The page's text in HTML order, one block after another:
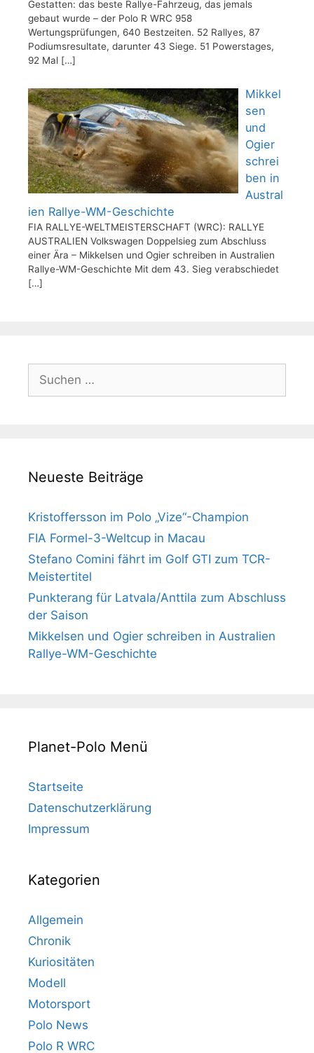
Gestatten: das beste Rallye-Fahrzeug, das jemals
gebaut wurde – der Polo R WRC 958
Wertungsprüfungen, 640 Bestzeiten. 52 Rallyes, 87
Podiumsresultate, darunter 43 Siege. 51 Powerstages,
92 Mal […]
Mikkel
sen
und
Ogier
schrei
ben in
Austral
ien Rallye-WM-Geschichte
FIA RALLYE-WELTMEISTERSCHAFT (WRC): RALLYE
AUSTRALIEN Volkswagen Doppelsieg zum Abschluss
einer Ära – Mikkelsen und Ogier schreiben in Australien
Rallye-WM-Geschichte Mit dem 43. Sieg verabschiedet
[…]
nach:
Neueste Beiträge
Kristoffersson im Polo „Vize“-Champion
FIA Formel-3-Weltcup in Macau
Stefano Comini fährt im Golf GTI zum TCR-
Meistertitel
Punkterang für Latvala/Anttila zum Abschluss
der Saison
Mikkelsen und Ogier schreiben in Australien
Rallye-WM-Geschichte
Planet-Polo Menü
Startseite
Datenschutzerklärung
Impressum
Kategorien
Allgemein
Chronik
Kuriositäten
Modell
Motorsport
Polo News
Polo R WRC